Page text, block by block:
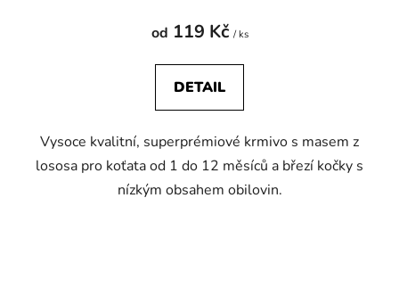
od 119 Kč / ks
DETAIL
Vysoce kvalitní, superprémiové krmivo s masem z
lososa pro koťata od 1 do 12 měsíců a březí kočky s
nízkým obsahem obilovin.